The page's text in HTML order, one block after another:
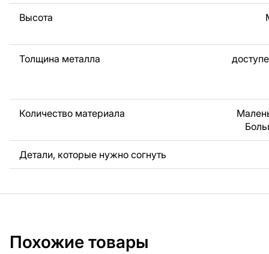
Высота
Толщина металла
Количество материала
Детали, которые нужно согнуть
Похожие товары